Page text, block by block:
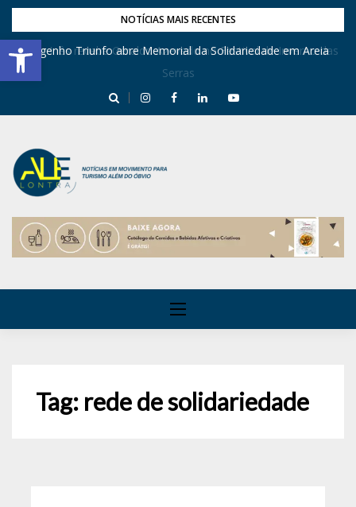
Barra de Ferramentas Aberta
NOTÍCIAS MAIS RECENTES
Dona Inês recebe Geraldo Azevedo no Festival de Inverno das
Serras
Engenho Triunfo abre Memorial da Solidariedade em Areia
Tag: rede de solidariedade